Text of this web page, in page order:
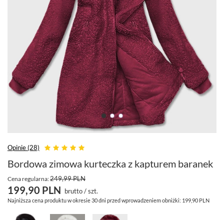
Opinie (28)
Bordowa zimowa kurteczka z kapturem baranek
Cena regularna:249,99 PLN
199,90 PLN brutto/szt.
Najniższa cena produktu w okresie 30 dni przed wprowadzeniem obniżki: 199,90 PLN